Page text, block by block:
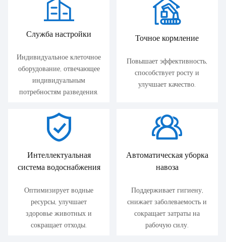
Служба настройки
Индивидуальное клеточное
оборудование, отвечающее
индивидуальным
потребностям разведения.
Точное кормление
Повышает эффективность,
способствует росту и
улучшает качество.
Интеллектуальная
система водоснабжения
Оптимизирует водные
ресурсы, улучшает
здоровье животных и
сокращает отходы.
Автоматическая уборка
навоза
Поддерживает гигиену,
снижает заболеваемость и
сокращает затраты на
рабочую силу.